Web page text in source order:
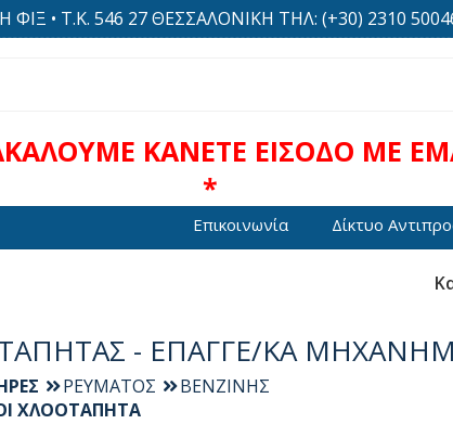
• Τ.Κ. 546 27 ΘΕΣΣΑΛΟΝΙΚΗ ΤΗΛ: (+30) 2310
ΚΑΝΕΤΕ ΕΙΣΟΔΟ ΜΕ
*
Επικοινωνία Δίκτυο
- ΕΠΑΓΓΕ/ΚΑ
ΡΕΥΜΑΤΟΣ
ΒΕΝΖΙΝΗΣ
ΧΛΟΟΤΑΠΗΤΑ